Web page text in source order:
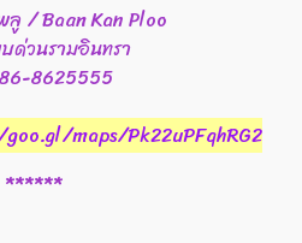
/ Baan Kan Ploo
ด่วนรามอินทรา
8625555
maps/Pk22uPFqhRG2
******